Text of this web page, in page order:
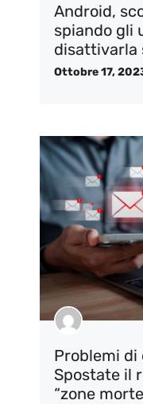
Android,
spiando gli
disattivarla
Ottobre 17,
Problemi di
Spostate il
“zone